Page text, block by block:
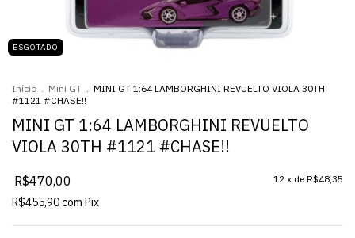
ESGOTADO
Início . Mini GT . MINI GT 1:64 LAMBORGHINI REVUELTO VIOLA 30TH
#1121 #CHASE!!
MINI GT 1:64 LAMBORGHINI REVUELTO
VIOLA 30TH #1121 #CHASE!!
R$470,00 12 x de R$48,35
R$455,90com Pix